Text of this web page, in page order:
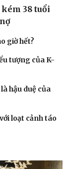
thời sự
đêm khuya
hồn
38 tuổi
giờ hết?
tượng của K-
hậu duệ của
loạt cảnh táo